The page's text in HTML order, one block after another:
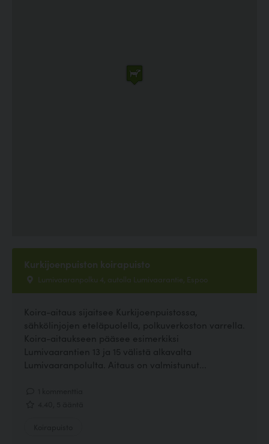
Kurkijoenpuiston koirapuisto
Lumivaaranpolku 4, autolla Lumivaarantie, Espoo
Koira-aitaus sijaitsee Kurkijoenpuistossa,
sähkölinjojen eteläpuolella, polkuverkoston varrella.
Koira-aitaukseen pääsee esimerkiksi
Lumivaarantien 13 ja 15 välistä alkavalta
Lumivaaranpolulta. Aitaus on valmistunut...